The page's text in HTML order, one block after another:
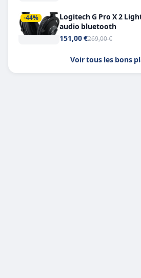
-44%
Logitech G Pro X 2
audio bluetooth
151,00 €269,00 €
Voir tous les bons